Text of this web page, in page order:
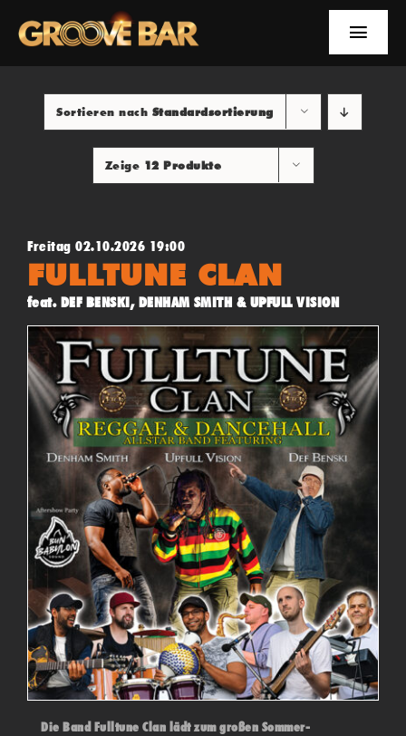
Inhalt
springen
Toggle
EVENTS
NEWS
YOUTUBE
INFOS
SUCHE
FACEBOOK
YOUTUBE
Sortieren nach Standardsortierung
Zeige 12 Produkte
Freitag 02.10.2026 19:00
FULLTUNE CLAN
feat. DEF BENSKI, DENHAM SMITH & UPFULL VISION
Die Band Fulltune Clan lädt zum großen Sommer-